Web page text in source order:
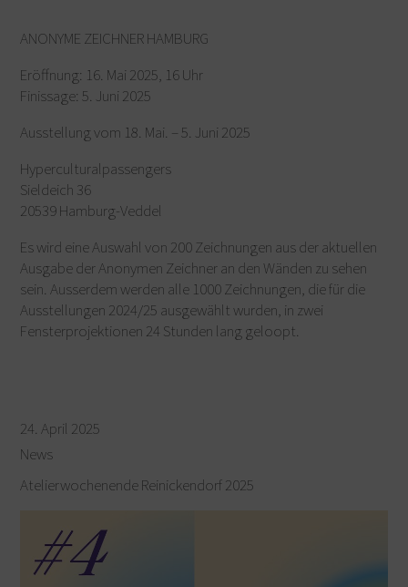
ANONYME ZEICHNER HAMBURG
Eröffnung: 16. Mai 2025, 16 Uhr
Finissage: 5. Juni 2025
Ausstellung vom 18. Mai. – 5. Juni 2025
Hyperculturalpassengers
Sieldeich 36
20539 Hamburg-Veddel
Es wird eine Auswahl von 200 Zeichnungen aus der aktuellen
Ausgabe der Anonymen Zeichner an den Wänden zu sehen
sein. Ausserdem werden alle 1000 Zeichnungen, die für die
Ausstellungen 2024/25 ausgewählt wurden, in zwei
Fensterprojektionen 24 Stunden lang geloopt.
24. April 2025
News
Atelierwochenende Reinickendorf 2025